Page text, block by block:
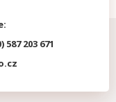
587 203 671